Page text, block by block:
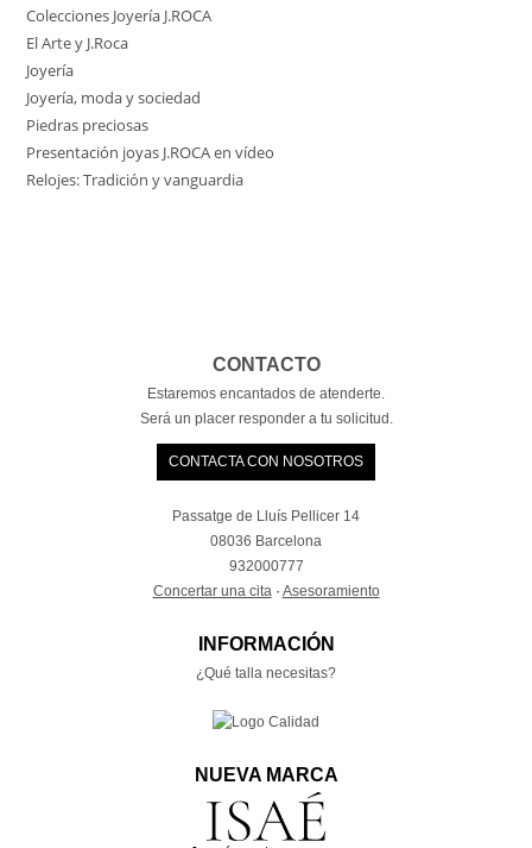
Colecciones Joyería J.ROCA
El Arte y J.Roca
Joyería
Joyería, moda y sociedad
Piedras preciosas
Presentación joyas J.ROCA en vídeo
Relojes: Tradición y vanguardia
CONTACTO
Estaremos encantados de atenderte.
Será un placer responder a tu solicitud.
CONTACTA CON NOSOTROS
Passatge de Lluís Pellicer 14
08036 Barcelona
932000777
Concertar una cita· Asesoramiento
INFORMACIÓN
¿Qué talla necesitas?
NUEVA MARCA